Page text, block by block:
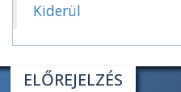
Kiderül
ELŐREJELZÉS